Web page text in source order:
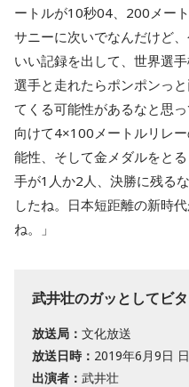
ートルが10秒04、200メー
サニーに次いでなんだけど
いい記録を出して、世界選
選手と走れたらポンポンっ
てくる可能性があるなと思
向けて4×100メートルリレ
能性、そして金メダルをと
手が1人か2人、決勝に残る
したね。日本短距離の新時
ね。」
武井壮のガッとしてビタ
放送局： 文化放送
放送日時： 2019年6月9日
出演者： 武井壮